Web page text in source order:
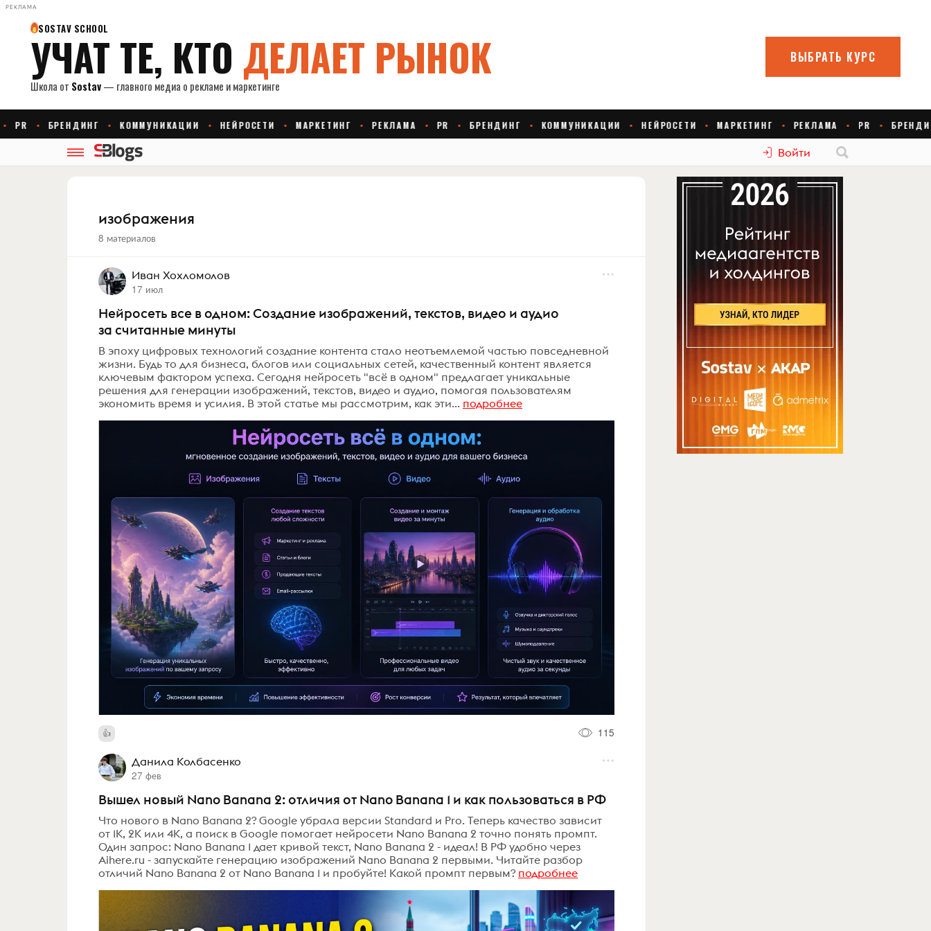
РЕКЛАМА
Войти
изображения
8 материалов
Иван Хохломолов
17 июл
Нейросеть все в одном: Создание изображений, текстов, видео и аудио
за считанные минуты
В эпоху цифровых технологий создание контента стало неотъемлемой частью повседневной
жизни. Будь то для бизнеса, блогов или социальных сетей, качественный контент является
ключевым фактором успеха. Сегодня нейросеть "всё в одном" предлагает уникальные
решения для генерации изображений, текстов, видео и аудио, помогая пользователям
экономить время и усилия. В этой статье мы рассмотрим, как эти... подробнее
115
Данила Колбасенко
27 фев
Вышел новый Nano Banana 2: отличия от Nano Banana 1 и как пользоваться в РФ
Что нового в Nano Banana 2? Google убрала версии Standard и Pro. Теперь качество зависит
от 1K, 2K или 4K, а поиск в Google помогает нейросети Nano Banana 2 точно понять промпт.
Один запрос: Nano Banana 1 дает кривой текст, Nano Banana 2 - идеал! В РФ удобно через
Aihere.ru - запускайте генерацию изображений Nano Banana 2 первыми. Читайте разбор
отличий Nano Banana 2 от Nano Banana 1 и пробуйте! Какой промпт первым? подробнее